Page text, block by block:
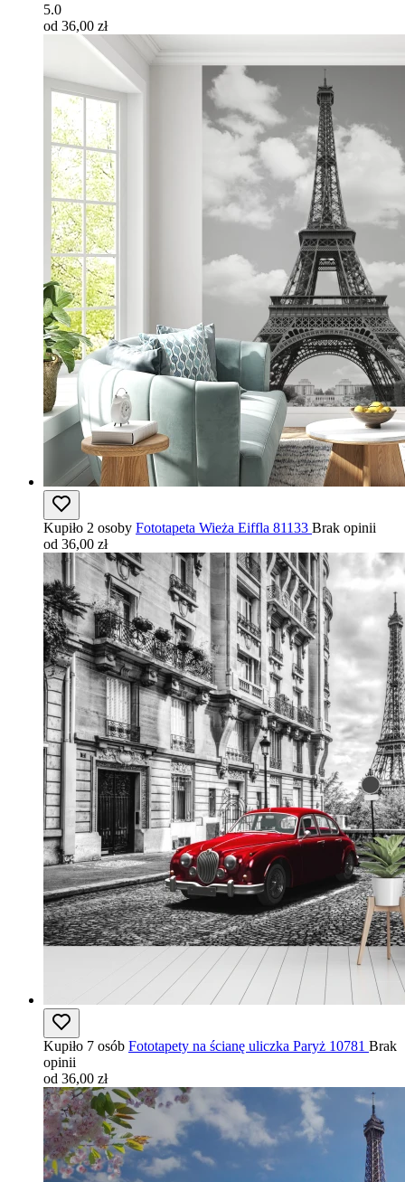
5.0
od 36,00 zł
Kupiło 2 osoby Fototapeta Wieża Eiffla 81133 Brak opinii
od 36,00 zł
Kupiło 7 osób Fototapety na ścianę uliczka Paryż 10781 Brak
opinii
od 36,00 zł